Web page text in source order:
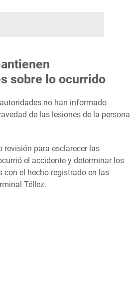
sobre lo ocurrido
no han informado
de las lesiones de la persona
revisión para esclarecer las
el accidente y determinar los
con el hecho registrado en las
Téllez.